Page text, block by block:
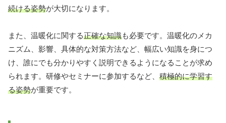
続ける姿勢が大切になります。
また、温暖化に関する正確な知識も必要です。温暖化のメカ
ニズム、影響、具体的な対策方法など、幅広い知識を身につ
け、誰にでも分かりやすく説明できるようになることが求め
られます。研修やセミナーに参加するなど、 積極的に学習す
る姿勢が重要です。